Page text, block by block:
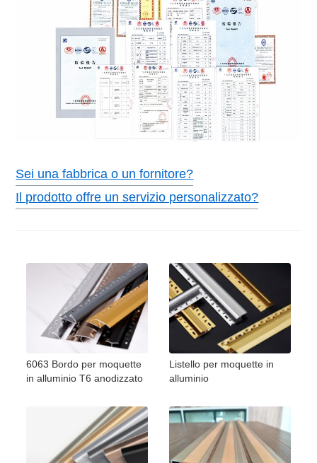
Sei una fabbrica o un fornitore?
Il prodotto offre un servizio personalizzato?
6063 Bordo per moquette
in alluminio T6 anodizzato
Listello per moquette in
alluminio